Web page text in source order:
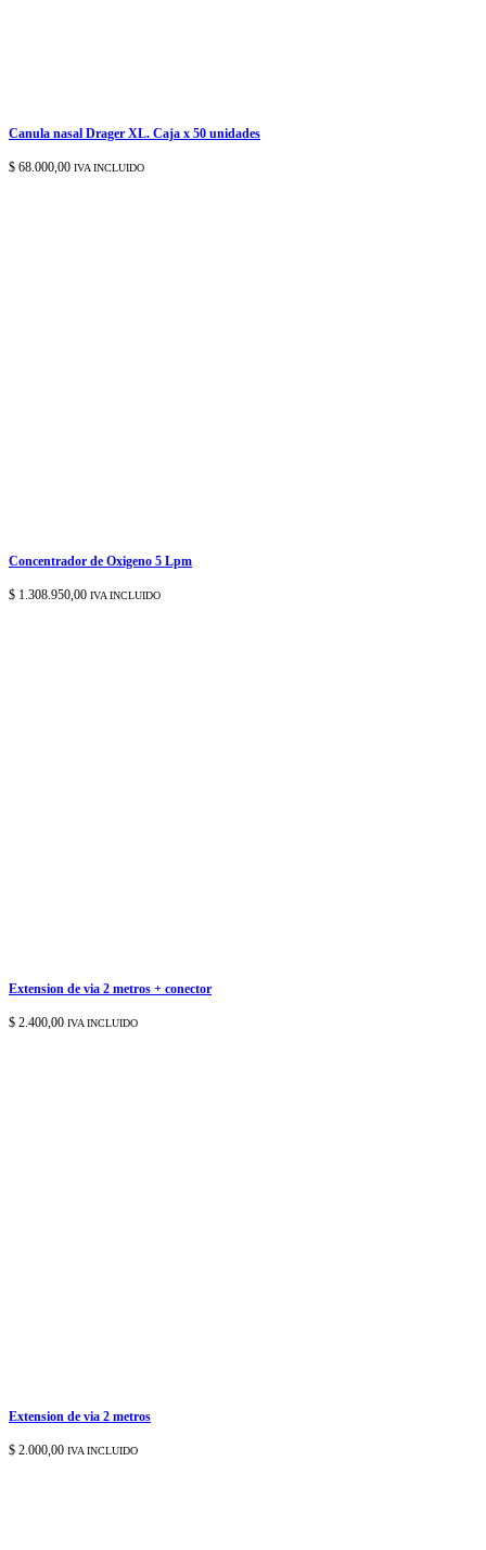
Canula nasal Drager XL. Caja x 50 unidades
$ 68.000,00 IVA INCLUIDO
Concentrador de Oxigeno 5 Lpm
$ 1.308.950,00 IVA INCLUIDO
Extension de via 2 metros + conector
$ 2.400,00 IVA INCLUIDO
Extension de via 2 metros
$ 2.000,00 IVA INCLUIDO